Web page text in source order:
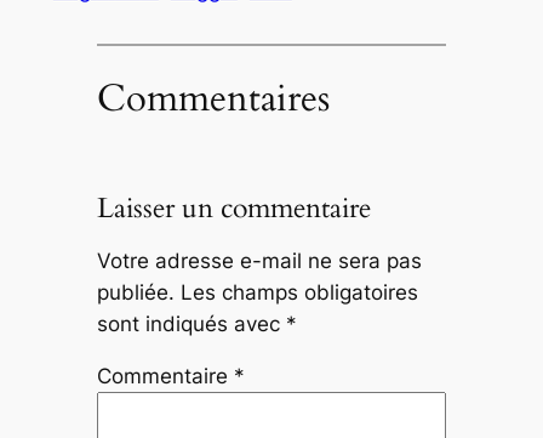
Commentaires
Laisser un commentaire
Votre adresse e-mail ne sera pas
publiée. Les champs obligatoires
sont indiqués avec *
Commentaire *